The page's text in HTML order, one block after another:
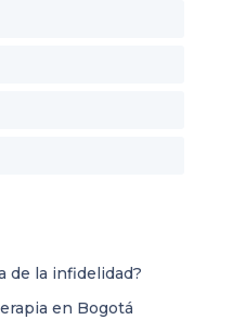
de la infidelidad?
en Bogotá